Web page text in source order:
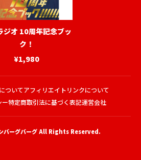
ジオ 10周年記念ブッ
ク！
¥1,980
ついてアフィリエイトリンクについて
ー特定商取引法に基づく表記運営会社
バーグバーグAll Rights Reserved.